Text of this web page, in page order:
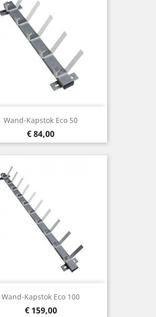
Wand-Kapstok Eco 50
Prijs
€ 84,00
Wand-Kapstok Eco 100
Prijs
€ 159,00